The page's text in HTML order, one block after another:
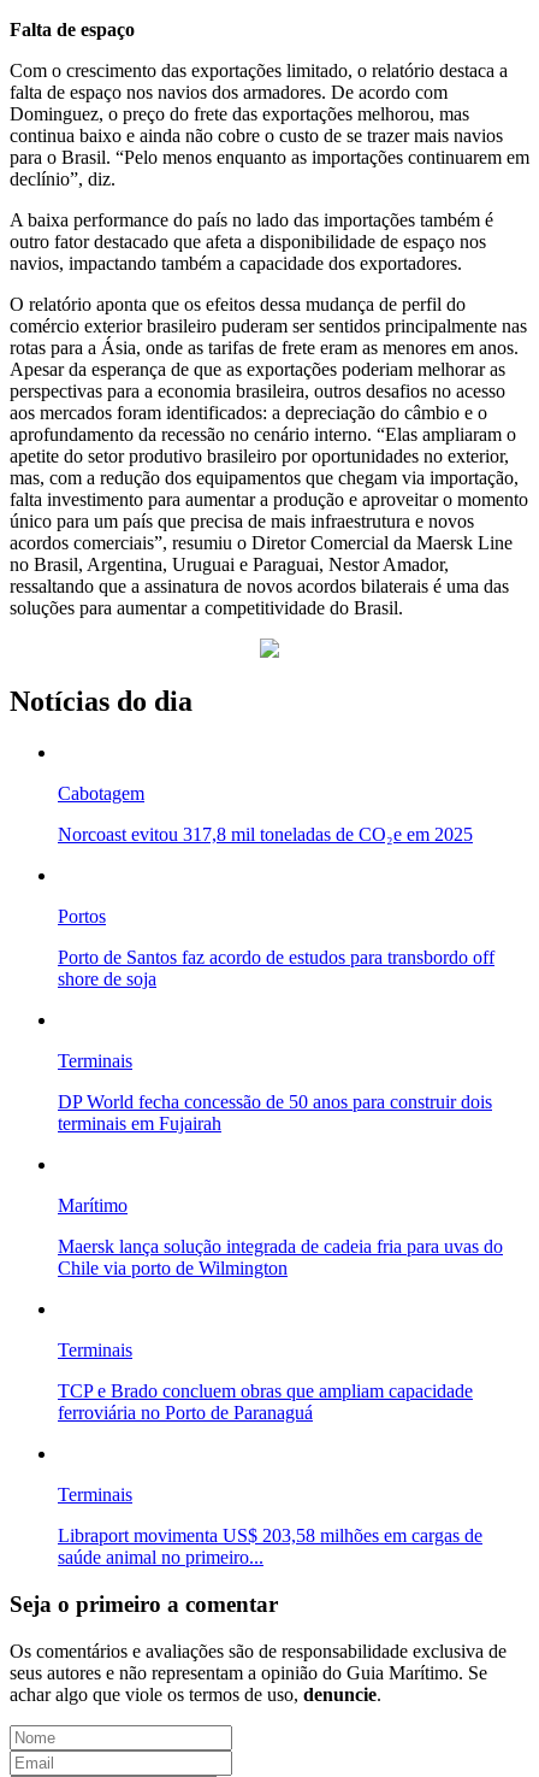
Falta de espaço
Com o crescimento das exportações limitado, o relatório destaca a
falta de espaço nos navios dos armadores. De acordo com
Dominguez, o preço do frete das exportações melhorou, mas
continua baixo e ainda não cobre o custo de se trazer mais navios
para o Brasil. “Pelo menos enquanto as importações continuarem em
declínio”, diz.
A baixa performance do país no lado das importações também é
outro fator destacado que afeta a disponibilidade de espaço nos
navios, impactando também a capacidade dos exportadores.
O relatório aponta que os efeitos dessa mudança de perfil do
comércio exterior brasileiro puderam ser sentidos principalmente nas
rotas para a Ásia, onde as tarifas de frete eram as menores em anos.
Apesar da esperança de que as exportações poderiam melhorar as
perspectivas para a economia brasileira, outros desafios no acesso
aos mercados foram identificados: a depreciação do câmbio e o
aprofundamento da recessão no cenário interno. “Elas ampliaram o
apetite do setor produtivo brasileiro por oportunidades no exterior,
mas, com a redução dos equipamentos que chegam via importação,
falta investimento para aumentar a produção e aproveitar o momento
único para um país que precisa de mais infraestrutura e novos
acordos comerciais”, resumiu o Diretor Comercial da Maersk Line
no Brasil, Argentina, Uruguai e Paraguai, Nestor Amador,
ressaltando que a assinatura de novos acordos bilaterais é uma das
soluções para aumentar a competitividade do Brasil.
Notícias do dia
Cabotagem
Norcoast evitou 317,8 mil toneladas de CO₂e em 2025
Portos
Porto de Santos faz acordo de estudos para transbordo off
shore de soja
Terminais
DP World fecha concessão de 50 anos para construir dois
terminais em Fujairah
Marítimo
Maersk lança solução integrada de cadeia fria para uvas do
Chile via porto de Wilmington
Terminais
TCP e Brado concluem obras que ampliam capacidade
ferroviária no Porto de Paranaguá
Terminais
Libraport movimenta US$ 203,58 milhões em cargas de
saúde animal no primeiro...
Seja o primeiro a comentar
Os comentários e avaliações são de responsabilidade exclusiva de
seus autores e não representam a opinião do Guia Marítimo. Se
achar algo que viole os termos de uso, denuncie.